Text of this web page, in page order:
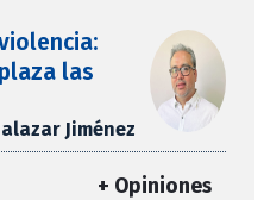
las
Jiménez
+ Opiniones